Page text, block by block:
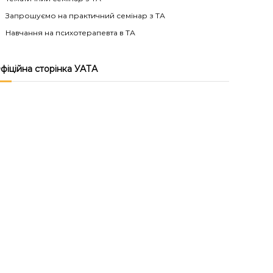
Запрошуємо на практичний семінар з ТА
Навчання на психотерапевта в ТА
сторінка УАТА